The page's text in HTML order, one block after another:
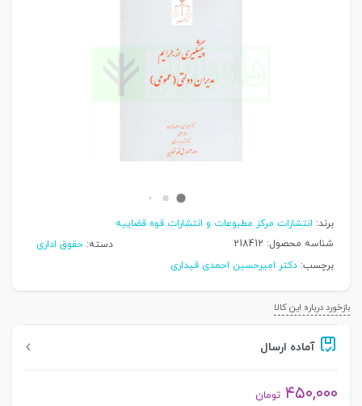
برند: انتشارات مرکز مطبوعات و انتشارات قوه قضاییه
شناسه محصول: 218412 دسته: حقوق اداری
برچسب: دکتر امیرحسین احمدی قیداری
بازخورد درباره این کالا
آماده ارسال
۴۵۰,۰۰۰ تومان